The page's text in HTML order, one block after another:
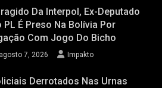
Da Interpol, Ex-Deputado
PL É Preso Na Bolívia Por
Com Jogo Do Bicho
agosto 7, 2026 Impakto
Derrotados Nas Urnas